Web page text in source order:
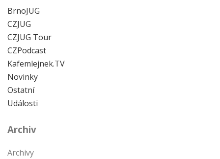
BrnoJUG
CZJUG
CZJUG Tour
CZPodcast
Kafemlejnek.TV
Novinky
Ostatní
Události
Archiv
Archivy